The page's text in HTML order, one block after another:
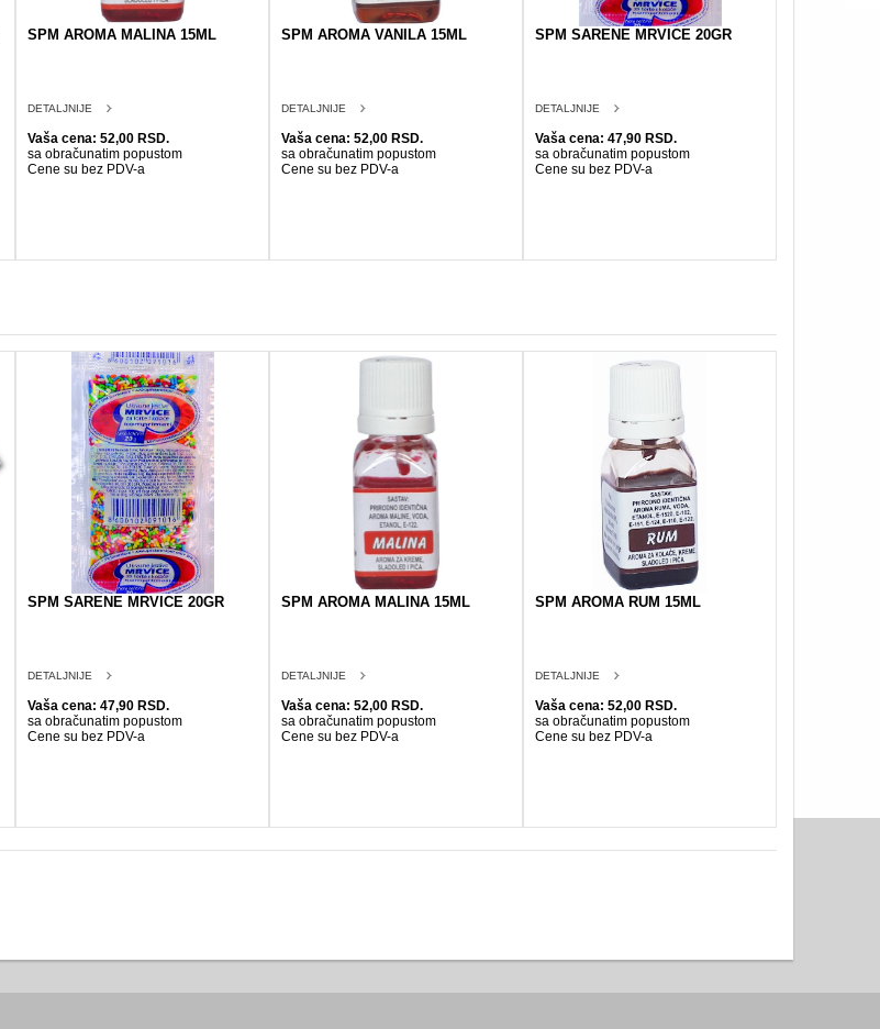
SPM AROMA MALINA 15ML
DETALJNIJE
Vaša cena: 52,00 RSD.
sa obračunatim popustom
Cene su bez PDV-a
SPM AROMA VANILA 15ML
DETALJNIJE
Vaša cena: 52,00 RSD.
sa obračunatim popustom
Cene su bez PDV-a
SPM SARENE MRVICE 20GR
DETALJNIJE
Vaša cena: 47,90 RSD.
sa obračunatim popustom
Cene su bez PDV-a
SPM SARENE MRVICE 20GR
DETALJNIJE
Vaša cena: 47,90 RSD.
sa obračunatim popustom
Cene su bez PDV-a
SPM AROMA MALINA 15ML
DETALJNIJE
Vaša cena: 52,00 RSD.
sa obračunatim popustom
Cene su bez PDV-a
SPM AROMA RUM 15ML
DETALJNIJE
Vaša cena: 52,00 RSD.
sa obračunatim popustom
Cene su bez PDV-a